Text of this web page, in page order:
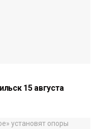
15 августа